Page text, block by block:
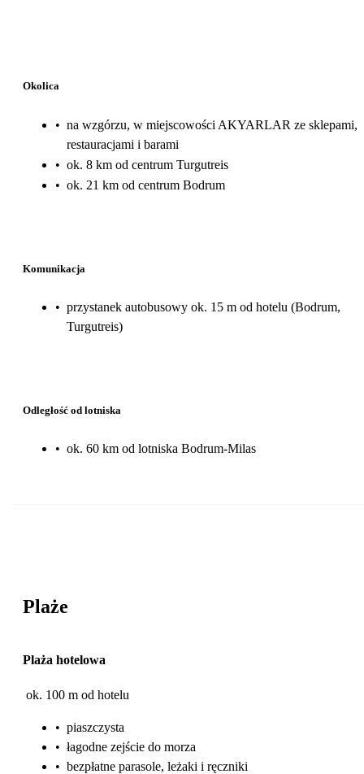
Okolica
• na wzgórzu, w miejscowości AKYARLAR ze sklepami,
restauracjami i barami
• ok. 8 km od centrum Turgutreis
• ok. 21 km od centrum Bodrum
Komunikacja
• przystanek autobusowy ok. 15 m od hotelu (Bodrum,
Turgutreis)
Odległość od lotniska
• ok. 60 km od lotniska Bodrum-Milas
Plaże
Plaża hotelowa
ok. 100 m od hotelu
• piaszczysta
• łagodne zejście do morza
• bezpłatne parasole, leżaki i ręczniki